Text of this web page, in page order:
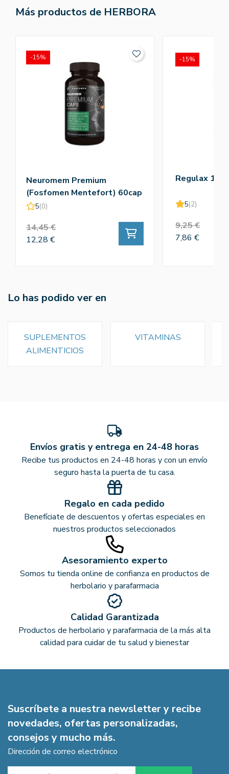
Más productos de HERBORA
Neuromem Premium
(Fosfomen Mentefort) 60cap
5(0)
14,45 €
12,28 €
-15%
Regulax
5(2)
9,25 €
7,86 €
-15%
Lo has podido ver en
SUPLEMENTOS
ALIMENTICIOS
VITAMINAS
Envíos gratis y entrega en 24-48 horas
Recibe tus productos en 24-48 horas y con un envío
seguro hasta la puerta de tu casa.
Regalo en cada pedido
Benefíciate de descuentos y ofertas especiales en
nuestros productos seleccionados
Asesoramiento experto
Somos tu tienda online de confianza en productos de
herbolario y parafarmacia
Calidad Garantizada
Productos de herbolario y parafarmacia de la más alta
calidad para cuidar de tu salud y bienestar
Suscríbete a nuestra newsletter y recibe
novedades, ofertas personalizadas,
consejos y mucho más.
Dirección de correo electrónico